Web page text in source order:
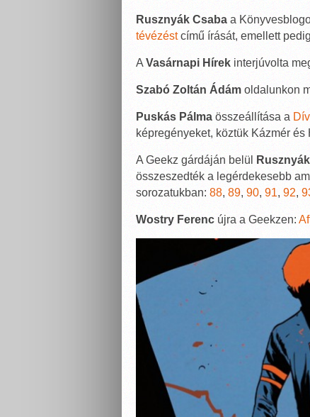
Rusznyák Csabaa
tévézéstcímű írását, emellett
AVasárnapi Hírekinterjúvolta
Szabó Zoltán Ádámoldalunkon
Puskás Pálmaösszeállítása a
képregényeket, köztük Kázmér és
A Geekz gárdáján belül
összeszedték a legérdekesebb
sorozatukban: 88, 89, 90, 91, 92,
Wostry Ferencújra a Geekzen: